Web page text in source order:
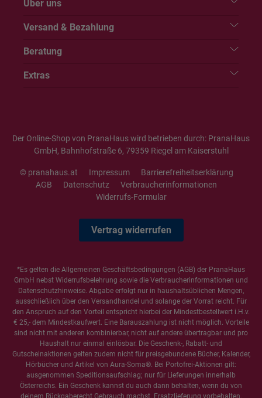
Über uns
Versand & Bezahlung
Beratung
Extras
Der Online-Shop von PranaHaus wird betrieben durch: PranaHaus
GmbH, Bahnhofstraße 6, 79359 Riegel am Kaiserstuhl
© pranahaus.at Impressum
Barrierefreiheitserklärung
AGB
Datenschutz
Verbraucherinformationen
Widerrufs-Formular
Vertrag widerrufen
*Es gelten die Allgemeinen Geschäftsbedingungen (AGB) der PranaHaus
GmbH nebst Widerrufsbelehrung sowie die Verbraucherinformationen und
Datenschutzhinweise. Abgabe erfolgt nur in haushaltsüblichen Mengen,
ausschließlich über den Versandhandel und solange der Vorrat reicht. Für
den Anspruch auf den Vorteil entspricht hierbei der Mindestbestellwert i.H.v.
€ 25,- dem Mindestkaufwert. Eine Barauszahlung ist nicht möglich. Vorteile
sind nicht mit anderen kombinierbar, nicht auf andere übertragbar und pro
Haushalt nur einmal einlösbar. Die Geschenk-, Rabatt- und
Gutscheinaktionen gelten zudem nicht für preisgebundene Bücher, Kalender,
Hörbücher und Artikel von Aura-Soma®. Bei Portofrei-Aktionen gilt:
ausgenommen Speditionsaufschlag; nur für Lieferungen innerhalb
Österreichs. Ein Geschenk kannst du auch dann behalten, wenn du von
deinem Rückgaberecht Gebrauch machst. Ersatzlieferung vorbehalten.